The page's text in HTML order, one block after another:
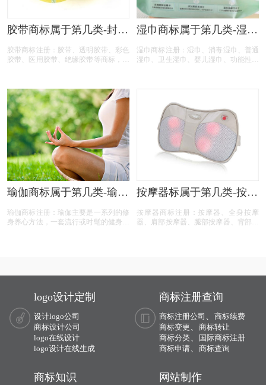
将抽纸的具体商品整理出来：
胶带商标属于第几类-封箱
类？「商标分类」
胶带商标注册：胶带、透明胶带、彩色
胶带、医用胶带、绝缘胶带等商标，按
选择一些什么具体商品呢！ 今天商标
胶带注册的小文将标签的具体商品整理
出来！
湿巾商标属于第几类-湿巾
「商标分类」
湿巾商标注册：湿巾、消毒湿巾、普通
湿巾、卫生湿巾、婴儿湿巾、功能性湿
标，我们产品应该选择一些什么具体商
标注册、 注册湿巾商标、普通湿巾商
标注册、卫生湿巾商标注册、婴儿湿巾
商标注册、功能性湿巾商标注册、湿巾
商标注册、湿巾商标注册代办、湿巾商
标注册代理要多久？湿巾商标注册价格
怎么样？ 湿巾商标注册流程以及材料
要哪些呢？湿巾商标注册代理时审核通
将湿巾的具体商品整理出来：
瑜伽商标属于第几类-瑜伽
「商标分类」
瑜伽商标注册：瑜伽主要是一系列的修
身养心方法，一套流行或时髦的健身运
按摩器标属于第几类-按摩
「商标分类」
按摩器商标注册：按摩器、全身按摩
器、肩部按摩器、腿部按摩器、背部按
脚部按摩器商标注册、按摩器商标注
册、按摩器商标注册代办、按摩器商标
注册代理要多久？按摩器商标注册价格
怎么样？ 按摩器商标注册流程以及材
料要哪些呢？按摩器商标注册代理时审
核通过率高不高？今天商标设计注册的
小文将按摩器的具体商品整理出来：
logo设计定制
设计logo公司
商标设计公司
logo在线设计
logo设计在线生成
商标注册查询
商标注册公司
商标续费
商标变更
商标转让
商标分类、
国际商标注册
商标申请、 商标查询
商标知识 网站制作